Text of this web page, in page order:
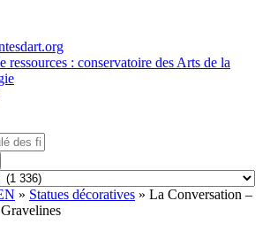
ressources : conservatoire des Arts de la
» Statues décoratives » La Conversation –